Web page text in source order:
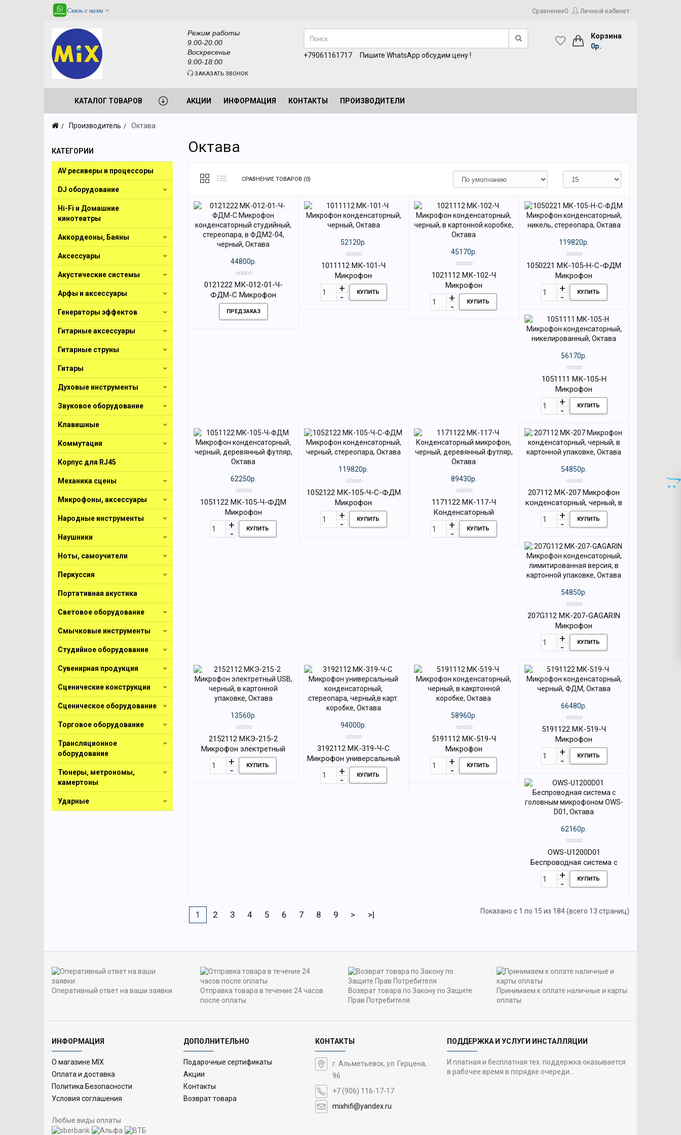
Связь с нами Сравнение0 Личный кабинет
Корзина
0р.
Режим работы
9.00-20.00
Воскресенье
9:00-18:00
ЗАКАЗАТЬ ЗВОНОК
+79061161717 Пишите WhatsApp обсудим цену !
КАТАЛОГ ТОВАРОВ АКЦИИ ИНФОРМАЦИЯ КОНТАКТЫ ПРОИЗВОДИТЕЛИ
Производитель Октава
КАТЕГОРИИ
AV ресиверы и процессоры
DJ оборудование
Hi-Fi и Домашние
кинотеатры
Аккордеоны, Баяны
Аксессуары
Акустические системы
Арфы и аксессуары
Генераторы эффектов
Гитарные аксессуары
Гитарные струны
Гитары
Духовые инструменты
Звуковое оборудование
Клавишные
Коммутация
Корпус для RJ45
Механика сцены
Микрофоны, аксессуары
Народные инструменты
Наушники
Ноты, самоучители
Перкуссия
Портативная акустика
Световое оборудование
Смычковые инструменты
Студийное оборудование
Сувенирная продукция
Сценические конструкции
Сценическое оборудование
Торговое оборудование
Трансляционное
оборудование
Тюнеры, метрономы,
камертоны
Ударные
Октава
СРАВНЕНИЕ ТОВАРОВ (0)
44800р.
0121222 МК-012-01-Ч-
ФДМ-С Микрофон
конденсаторный
студийный, стереопара, в
ПРЕДЗАКАЗ
52120р.
1011112 МК-101-Ч
Микрофон
конденсаторный, черный,
ОктаваКУПИТЬ
45170р.
1021112 МК-102-Ч
Микрофон
конденсаторный, черный, в
картонной коробке, Октава
КУПИТЬ
119820р.
1050221 МК-105-Н-С-ФДМ
Микрофон
конденсаторный, никель,
стереопара, Октава
КУПИТЬ
56170р.
1051111 МК-105-Н
Микрофон
конденсаторный,
никелированный, Октава
КУПИТЬ
62250р.
1051122 МК-105-Ч-ФДМ
Микрофон
конденсаторный, черный,
деревянный футляр, Октава
КУПИТЬ
119820р.
1052122 МК-105-Ч-С-ФДМ
Микрофон
конденсаторный, черный,
стереопара, Октава
КУПИТЬ
89430р.
1171122 МК-117-Ч
Конденсаторный
микрофон, черный,
деревянный футляр, Октава
КУПИТЬ
54850р.
207112 МК-207 Микрофон
конденсаторный, черный, в
картонной упаковке, Октава
КУПИТЬ
54850р.
207G112 МК-207-GAGARIN
Микрофон
конденсаторный,
лимитированная версия, в
КУПИТЬ
13560р.
2152112 МКЭ-215-2
Микрофон электретный
USB, черный, в картонной
упаковке, Октава
КУПИТЬ
94000р.
3192112 МК-319-Ч-С
Микрофон универсальный
конденсаторный,
стереопара, черный,в карт.
КУПИТЬ
58960р.
5191112 МК-519-Ч
Микрофон
конденсаторный, черный, в
какртонной коробке,
КУПИТЬ
66480р.
5191122 МК-519-Ч
Микрофон
конденсаторный, черный,
ФДМ, Октава
КУПИТЬ
62160р.
OWS-U1200D01
Беспроводная система с
головным микрофоном
OWS-D01, Октава
КУПИТЬ
1 2 3 4 5 6 7 8 9 > >| Показано с 1 по 15 из 184 (всего 13 страниц)
Оперативный ответ на ваши заявки
Отправка товара в течение 24 часов
после оплаты
Возврат товара по Закону по Защите
Прав Потребителя
Принимаем к оплате наличные и карты
оплаты
ИНФОРМАЦИЯ
О магазине MIX
Оплата и доставка
Политика Безопасности
Условия соглашения
Любые виды оплаты
ДОПОЛНИТЕЛЬНО
Подарочные сертификаты
Акции
Контакты
Возврат товара
КОНТАКТЫ
г. Альметьевск, ул. Герцена,
96
+7 (906) 116-17-17
mixhifi@yandex.ru
ПОДДЕРЖКА И УСЛУГИ ИНСТАЛЛЯЦИИ
И платная и бесплатная тех. поддержка оказывается
в рабочее время в порядке очереди...